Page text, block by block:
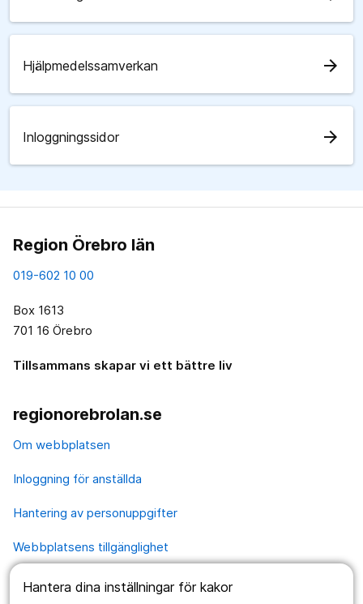
Hantera dina inställningar för kakor
Hjälpmedelssamverkan arrow_forward
Inloggningssidor arrow_forward
Region Örebro län
019-602 10 00
Box 1613
701 16 Örebro
Tillsammans skapar vi ett bättre liv
regionorebrolan.se
Om webbplatsen
Inloggning för anställda
Hantering av personuppgifter
Webbplatsens tillgänglighet
Våra webbplatser